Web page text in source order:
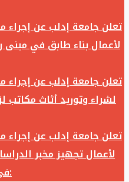
تعلن جامعة إدلب عن إجراء
لأعمال بناء طابق في
تعلن جامعة إدلب عن إجراء
لشراء وتوريد أثاث مكاتب
تعلن جامعة إدلب عن إجراء
لأعمال تجهيز مخبر
في جامعة ادلب وفق الآتي: